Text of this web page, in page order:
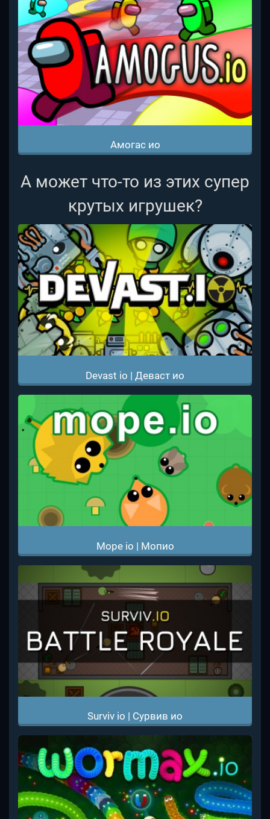
Амогас ио
А может что-то из этих супер
крутых игрушек?
Devast io | Деваст ио
Mope io | Мопио
Surviv io | Сурвив ио